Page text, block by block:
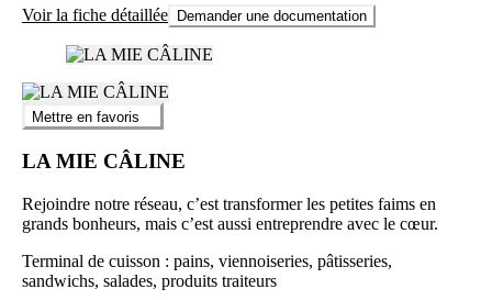
Voir la fiche détaillée Demander une documentation
Mettre en favoris
LA MIE CÂLINE
Rejoindre notre réseau, c’est transformer les petites faims en
grands bonheurs, mais c’est aussi entreprendre avec le cœur.
Terminal de cuisson : pains, viennoiseries, pâtisseries,
sandwichs, salades, produits traiteurs